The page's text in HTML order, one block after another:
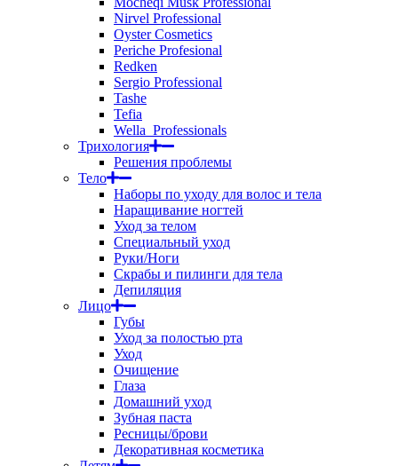
Nirvel Professional
Oyster Cosmetics
Periche Profesional
Redken
Sergio Professional
Tashe
Tefia
Wella_Professionals
Трихология
Решения проблемы
Тело
Наборы по уходу для волос и тела
Наращивание ногтей
Уход за телом
Специальный уход
Руки/Ноги
Скрабы и пилинги для тела
Депиляция
Лицо
Губы
Уход за полостью рта
Уход
Очищение
Глаза
Домашний уход
Зубная паста
Ресницы/брови
Декоративная косметика